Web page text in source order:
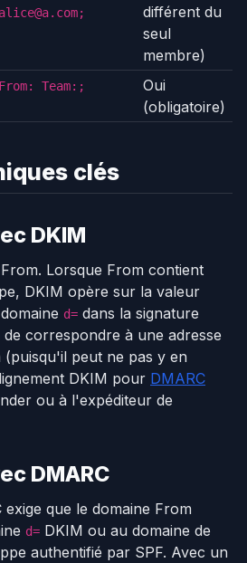
alice@a.com;
différent du
seul
membre)
From: Team:;
Oui
(obligatoire)
clés
DKIM
Lorsque From contient
DKIM opère sur la valeur
d= dans la signature
correspondre à une adresse
peut ne pas y en
DKIM pour DMARC
ou à l'expéditeur de
DMARC
exige que le domaine From
d= DKIM ou au domaine de
authentifié par SPF. Avec un